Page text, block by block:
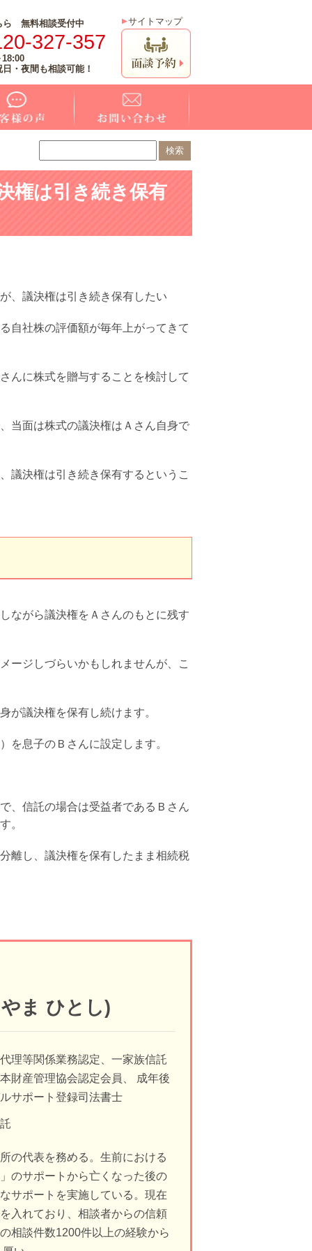
ら 無料相談受付中
327-357
18:00
・夜間も相談可能！
サイトマップ
権は引き続き保有
、議決権は引き続き保有したい
自社株の評価額が毎年上がってきて
んに株式を贈与することを検討して
当面は株式の議決権はＡさん自身で
議決権は引き続き保有するというこ
ながら議決権をＡさんのもとに残す
ージしづらいかもしれませんが、こ
が議決権を保有し続けます。
を息子のＢさんに設定します。
、信託の場合は受益者であるＢさん
。
離し、議決権を保有したまま相続税
ま ひとし)
理等関係業務認定、一家族信託
財産管理協会認定会員、 成年後
サポート登録司法書士
の代表を務める。生前における
のサポートから亡くなった後の
サポートを実施している。現在
入れており、相談者からの信頼
相談件数1200件以上の経験から